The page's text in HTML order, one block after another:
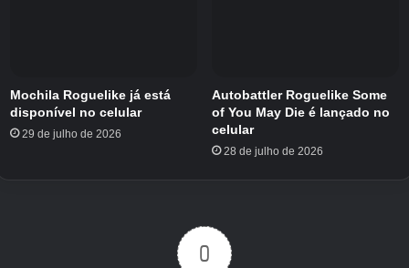
Mochila Roguelike já está
disponível no celular
29 de julho de 2026
Autobattler Roguelike Some
of You May Die é lançado no
celular
28 de julho de 2026
0